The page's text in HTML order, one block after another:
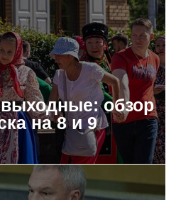
выходные: обзор
на 8 и 9